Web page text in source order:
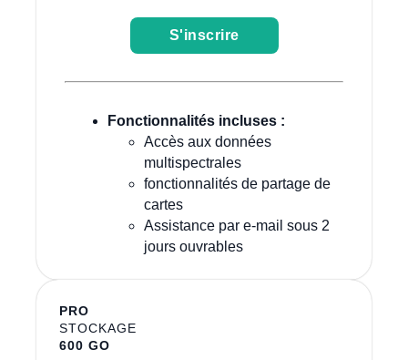
S'inscrire
Fonctionnalités incluses :
Accès aux données
multispectrales
fonctionnalités de partage de
cartes
Assistance par e-mail sous 2
jours ouvrables
PRO
STOCKAGE
600 GO